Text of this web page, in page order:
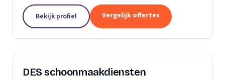
Beleef het weer als nieuw! Het bedrijf voor uw...
Bekijk profiel Vergelijk offertes
DES schoonmaakdiensten